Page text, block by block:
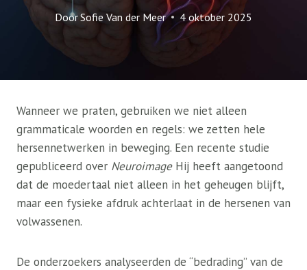
DoorSofie Van der Meer 4 oktober 2025
Wanneer we praten, gebruiken we niet alleen
grammaticale woorden en regels: we zetten hele
hersennetwerken in beweging. Een recente studie
gepubliceerd over NeuroimageHij heeft aangetoond
dat de moedertaal niet alleen in het geheugen blijft,
maar een fysieke afdruk achterlaat in de hersenen van
volwassenen.
De onderzoekers analyseerden de “bedrading” van de